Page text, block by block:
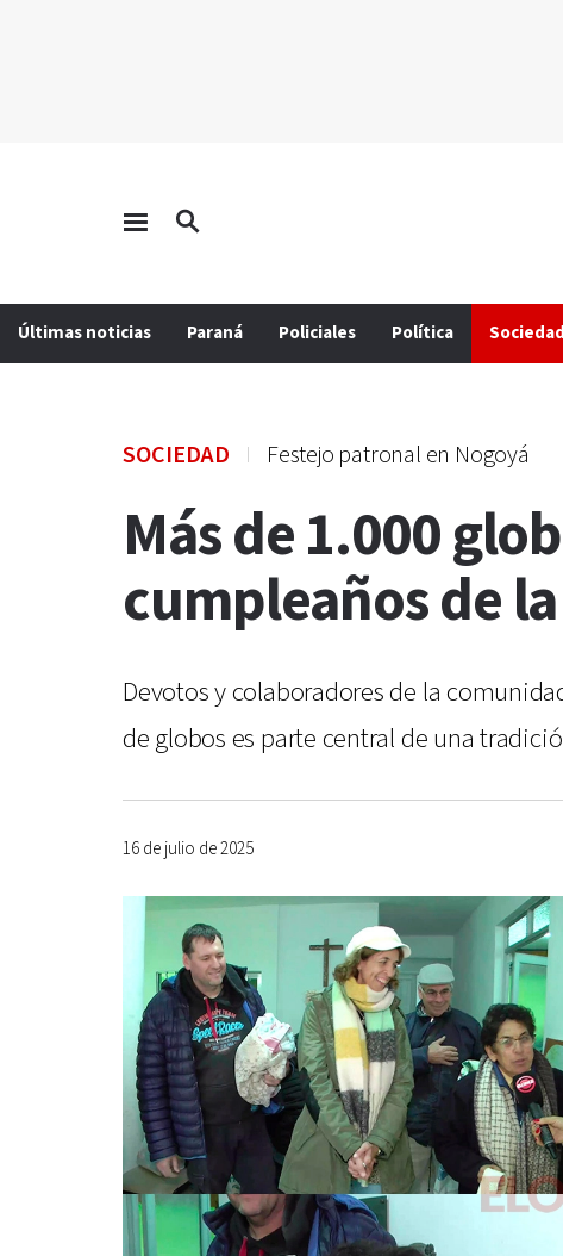
Últimas noticias Paraná Policiales Política Sociedad
SOCIEDAD Festejo patronal en Nogoyá
Más de 1.000
cumpleaños de
Devotos y colaboradores de la
de globos es parte central de una
16 de julio de 2025